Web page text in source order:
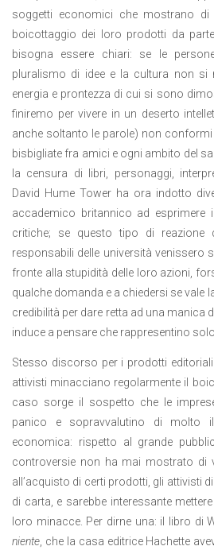
soggetti economici che mostrano
boicottaggio dei loro prodotti da
bisogna essere chiari: se le
pluralismo di idee e la cultura non si
energia e prontezza di cui si sono
finiremo per vivere in un deserto
anche soltanto le parole) non
bisbigliate fra amici e ogni ambito del
la censura di libri, personaggi,
David Hume Tower ha ora indotto
accademico britannico ad
critiche; se questo tipo di reazione
responsabili delle università venissero
fronte alla stupidità delle loro azioni,
qualche domanda e a chiedersi se vale
credibilità per dare retta ad una manica
induce a pensare che rappresentino
Stesso discorso per i prodotti editoriali
attivisti minacciano regolarmente il
caso sorge il sospetto che le
panico e sopravvalutino di molto
economica: rispetto al grande
controversie non ha mai mostrato di
all’acquisto di certi prodotti, gli attivisti
di carta, e sarebbe interessante
loro minacce. Per dirne una: il libro di
niente , che la casa editrice Hachette